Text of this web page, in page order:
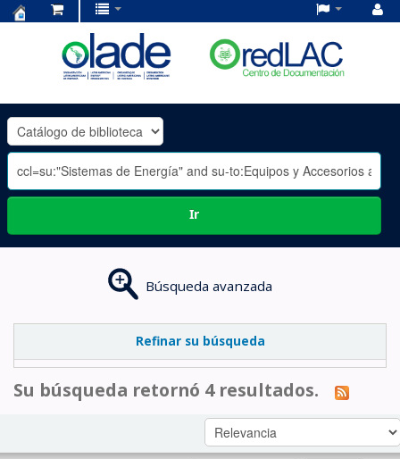
OLADE
-
Ir
Búsqueda avanzada
Refinar su búsqueda
Su búsqueda retornó 4 resultados.